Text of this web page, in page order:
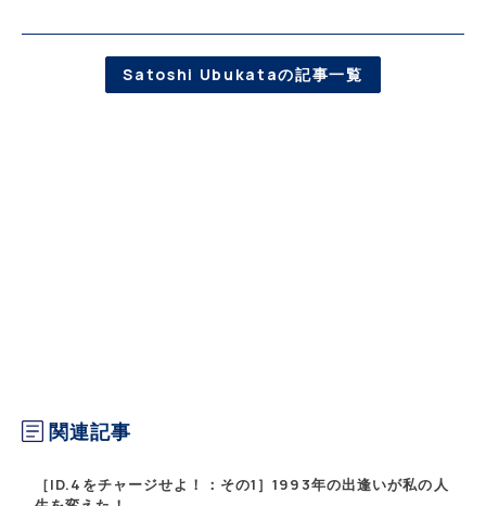
Satoshi Ubukataの記事一覧
関連記事
［ID.4をチャージせよ！：その1］1993年の出逢いが私の人